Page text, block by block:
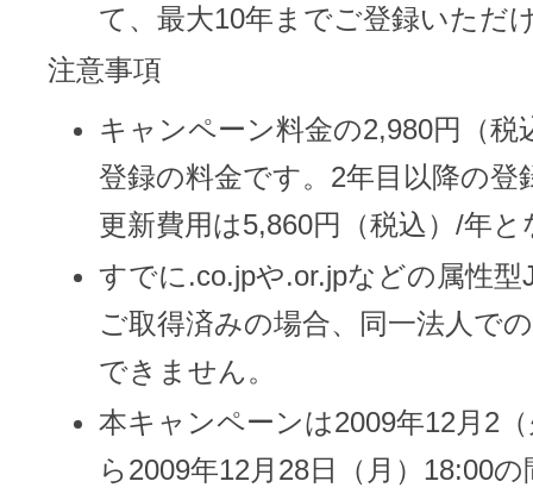
メールアドレスを作成
お名前メール
440万枚以上の電子証明書発行実績
SSL証明書
ブランド保護対策をかんたんに
Domain ResellerProgram
API Integration,Bulk Discount
Contact us
アフィリエイト
て、最大10年までご登録いただ
注意事項
キャンペーン料金の2,980円（税
登録の料金です。2年目以降の登
更新費用は5,860円（税込）/年
すでに.co.jpや.or.jpなどの属性
ご取得済みの場合、同一法人で
できません。
本キャンペーンは2009年12月2
ら2009年12月28日（月）18:00